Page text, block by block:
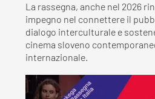
La rassegna, anche nel 2026
impegno nel connettere il
dialogo interculturale e
cinema sloveno
internazionale.